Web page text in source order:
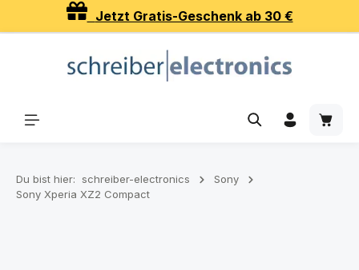
Zum Hauptinhalt springenJetzt Gratis-Geschenk ab 30 €
Du bist hier: schreiber-electronics
Sony
Sony Xperia XZ2 Compact